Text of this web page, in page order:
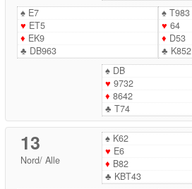
♠E7
♥ ET5
♦ EK9
♣ DB963
♠T983
♥ 64
♦ D53
♣ K852
♠DB
♥ 9732
♦ 8642
♣ T74
13
Nord/ Alle
♠K62
♥ E6
♦ B82
♣ KBT43